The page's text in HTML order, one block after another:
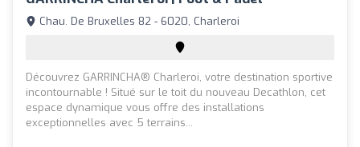
Chau. De Bruxelles 82 - 6020, Charleroi
Découvrez GARRINCHA® Charleroi, votre destination sportive
incontournable ! Situé sur le toit du nouveau Decathlon, cet
espace dynamique vous offre des installations
exceptionnelles avec 5 terrains...